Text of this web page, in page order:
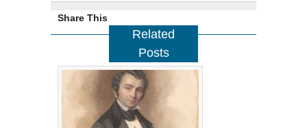
Share This
Related
Posts